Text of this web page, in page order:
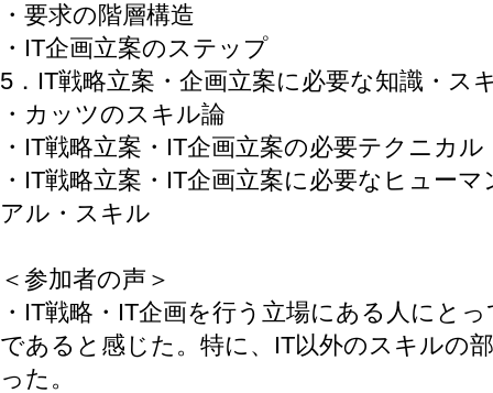
・要求の階層構造
・IT企画立案のステップ
5．IT戦略立案・企画立案に必要な知識・ス
・カッツのスキル論
・IT戦略立案・IT企画立案の必要テクニカ
・IT戦略立案・IT企画立案に必要なヒュー
アル・スキル
＜参加者の声＞
・IT戦略・IT企画を行う立場にある人にと
であると感じた。特に、IT以外のスキルの
った。